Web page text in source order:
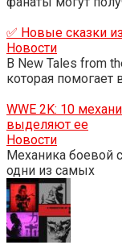
✅ Новые сказки
Новости
В New Tales from
которая
WWE 2K: 10
выделяют ее
Новости
Механика боевой
одни из самых